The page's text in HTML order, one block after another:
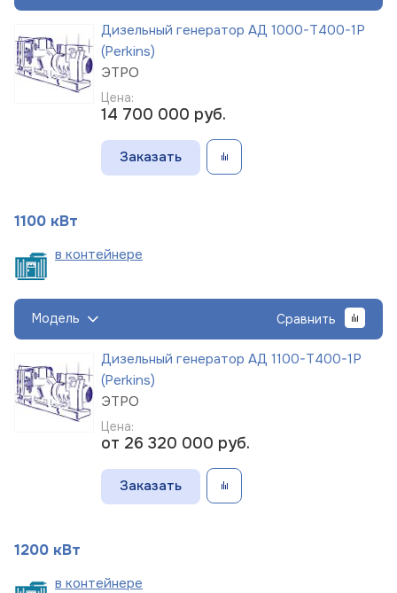
Дизельный генератор АД 1000-Т400-1Р
(Perkins)
ЭТРО
Цена:
14 700 000 руб.
Заказать
1100 кВт
в контейнере
Модель Сравнить
Дизельный генератор АД 1100-Т400-1Р
(Perkins)
ЭТРО
Цена:
от 26 320 000 руб.
Заказать
1200 кВт
в контейнере